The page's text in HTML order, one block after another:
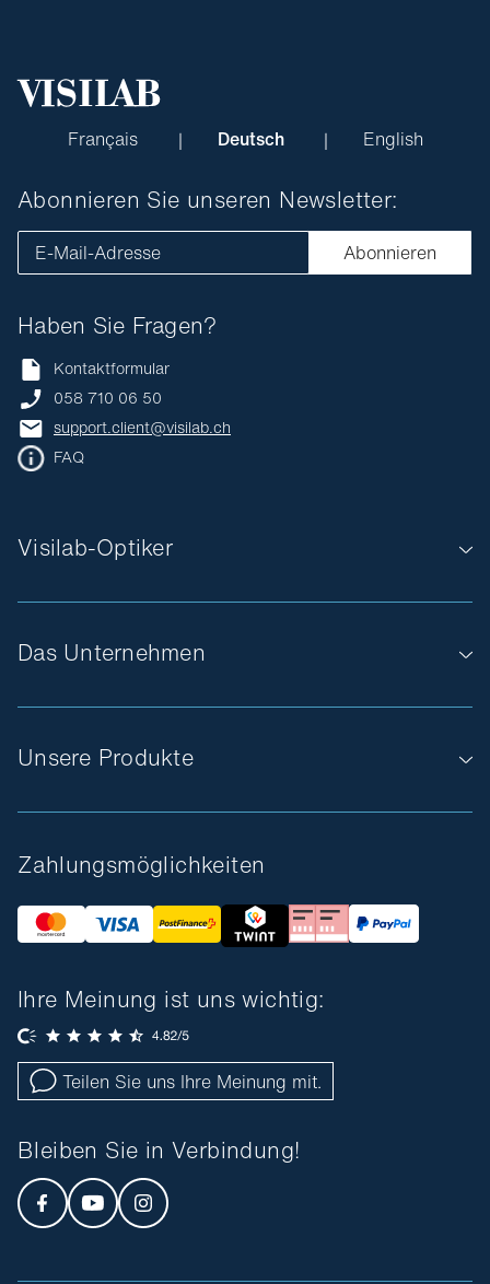
Français Deutsch English
Das Unternehmen
Unsere Produkte
Visilab-Optiker
Haben Sie Fragen?
Kontaktformular
058 710 06 50
support.client@visilab.ch
FAQ
Abonnieren Sie unseren Newsletter:
E-Mail-Adresse Abonnieren
Zahlungsmöglichkeiten
Ihre Meinung ist uns wichtig:
Teilen Sie uns Ihre Meinung mit.
Bleiben Sie in Verbindung!